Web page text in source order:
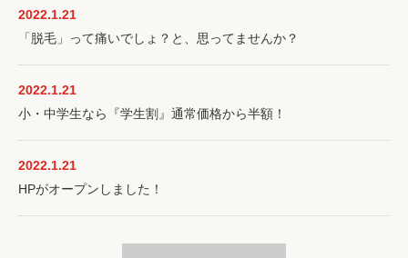
2022.1.21
「脱毛」って痛いでしょ？と、思ってませんか？
2022.1.21
小・中学生なら『学生割』通常価格から半額！
2022.1.21
HPがオープンしました！